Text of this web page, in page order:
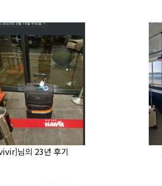
님의 23년 후기